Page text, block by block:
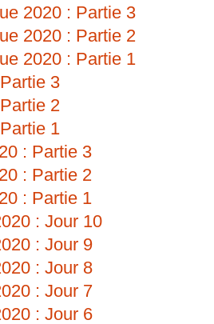
2020 : Partie 3
2020 : Partie 2
2020 : Partie 1
3
2
1
: Partie 3
: Partie 2
: Partie 1
: Jour 10
: Jour 9
: Jour 8
: Jour 7
: Jour 6